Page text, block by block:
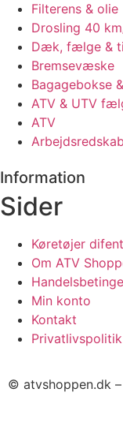
Filterens & olie
Drosling 40
Dæk, fælge &
Bremsevæske
Bagagebokse
ATV & UTV
ATV
Information
Sider
Køretøjer
Om ATV
Min konto
Kontakt
Privatlivspolitik
© atvshoppen.dk